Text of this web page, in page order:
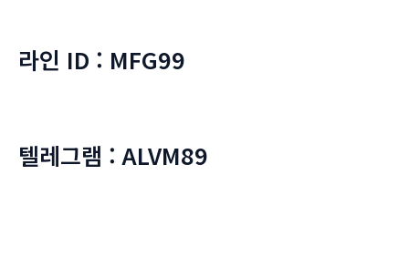
라인 ID : MFG99
텔레그램 : ALVM89